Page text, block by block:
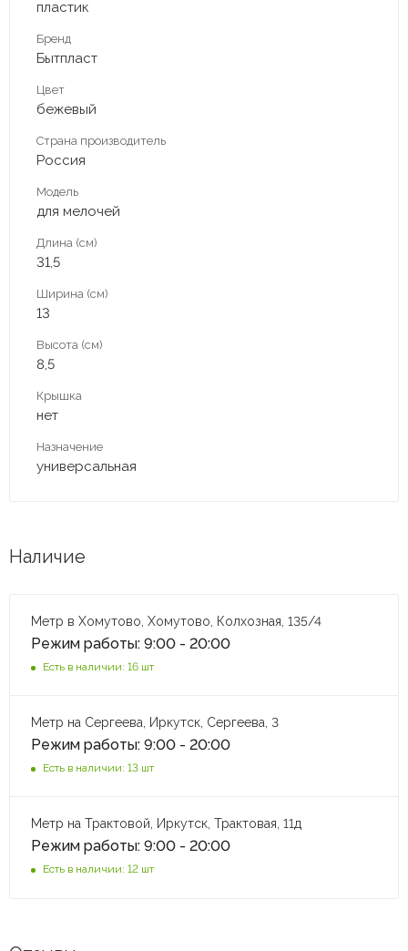
пластик
Бренд
Бытпласт
Цвет
бежевый
Страна производитель
Россия
Модель
для мелочей
Длина (см)
31,5
Ширина (см)
13
Высота (см)
8,5
Крышка
нет
Назначение
универсальная
Наличие
Метр в Хомутово, Хомутово, Колхозная, 135/4
Режим работы: 9:00 - 20:00
Есть в наличии: 16 шт
Метр на Сергеева, Иркутск, Сергеева, 3
Режим работы: 9:00 - 20:00
Есть в наличии: 13 шт
Метр на Трактовой, Иркутск, Трактовая, 11д
Режим работы: 9:00 - 20:00
Есть в наличии: 12 шт